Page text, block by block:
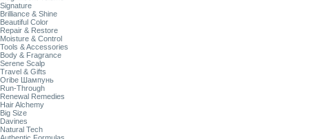
Signature
Brilliance & Shine
Beautiful Color
Repair & Restore
Moisture & Control
Tools & Accessories
Body & Fragrance
Serene Scalp
Travel & Gifts
Oribe Шампунь
Run-Through
Renewal Remedies
Hair Alchemy
Big Size
Davines
Natural Tech